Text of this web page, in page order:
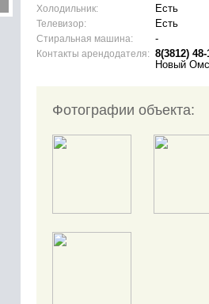
Холодильник:
Есть
Телевизор:
Есть
Стиральная машина:
-
Контакты арендодателя: 8(3812)
Новый
Фотографии объекта: